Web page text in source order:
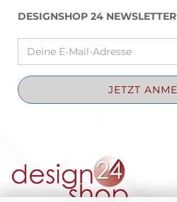
DESIGNSHOP 24 NEWSLETTER